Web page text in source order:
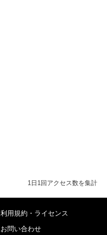
1日1回アクセス数を集計
利用規約・ライセンス
お問い合わせ